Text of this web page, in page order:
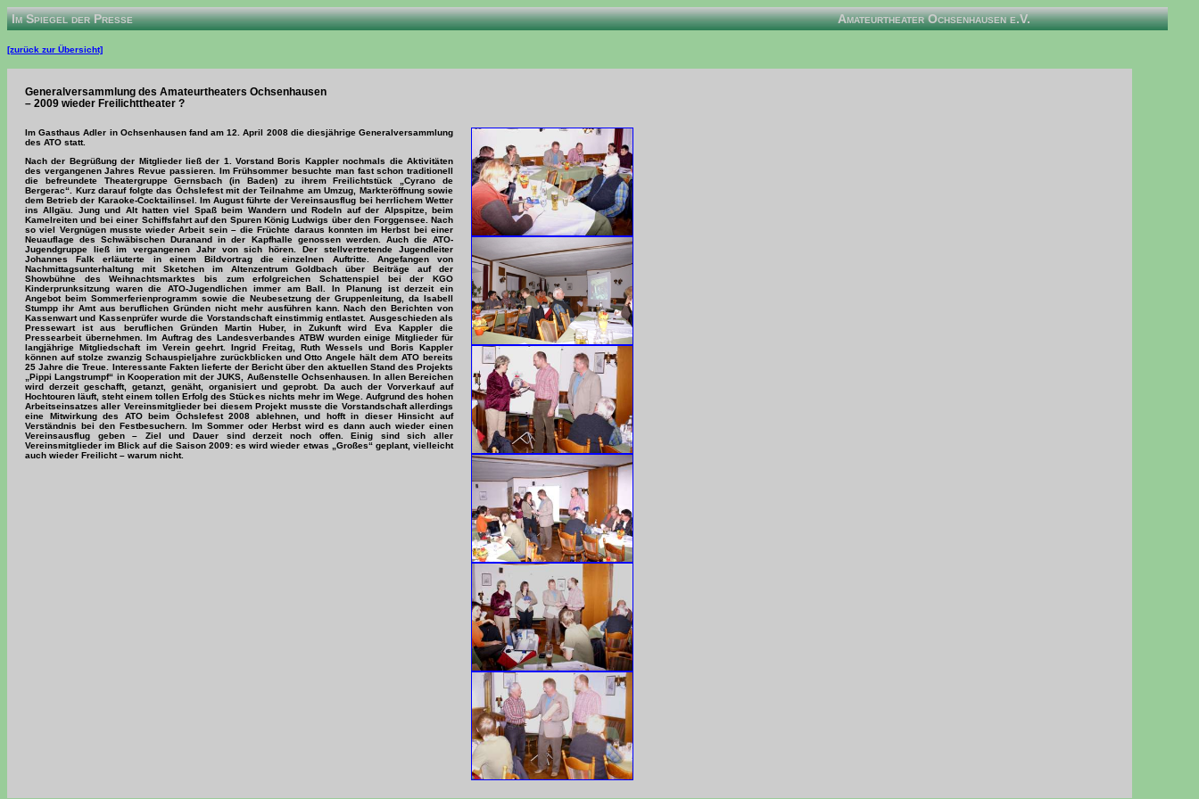
Im Spiegel der Presse Amateurtheater Ochsenhausen e.V.
[zurück zur Übersicht]
Generalversammlung des Amateurtheaters Ochsenhausen
– 2009 wieder Freilichttheater ?
Im Gasthaus Adler in Ochsenhausen fand am 12. April 2008 die diesjährige Generalversammlung
des ATO statt.
Nach der Begrüßung der Mitglieder ließ der 1. Vorstand Boris Kappler nochmals die Aktivitäten
des vergangenen Jahres Revue passieren. Im Frühsommer besuchte man fast schon traditionell
die befreundete Theatergruppe Gernsbach (in Baden) zu ihrem Freilichtstück „Cyrano de
Bergerac“. Kurz darauf folgte das Öchslefest mit der Teilnahme am Umzug, Markteröffnung sowie
dem Betrieb der Karaoke-Cocktailinsel. Im August führte der Vereinsausflug bei herrlichem Wetter
ins Allgäu. Jung und Alt hatten viel Spaß beim Wandern und Rodeln auf der Alpspitze, beim
Kamelreiten und bei einer Schiffsfahrt auf den Spuren König Ludwigs über den Forggensee. Nach
so viel Vergnügen musste wieder Arbeit sein – die Früchte daraus konnten im Herbst bei einer
Neuauflage des Schwäbischen Duranand in der Kapfhalle genossen werden. Auch die ATO-
Jugendgruppe ließ im vergangenen Jahr von sich hören. Der stellvertretende Jugendleiter
Johannes Falk erläuterte in einem Bildvortrag die einzelnen Auftritte. Angefangen von
Nachmittagsunterhaltung mit Sketchen im Altenzentrum Goldbach über Beiträge auf der
Showbühne des Weihnachtsmarktes bis zum erfolgreichen Schattenspiel bei der KGO
Kinderprunksitzung waren die ATO-Jugendlichen immer am Ball. In Planung ist derzeit ein
Angebot beim Sommerferienprogramm sowie die Neubesetzung der Gruppenleitung, da Isabell
Stumpp ihr Amt aus beruflichen Gründen nicht mehr ausführen kann. Nach den Berichten von
Kassenwart und Kassenprüfer wurde die Vorstandschaft einstimmig entlastet. Ausgeschieden als
Pressewart ist aus beruflichen Gründen Martin Huber, in Zukunft wird Eva Kappler die
Pressearbeit übernehmen. Im Auftrag des Landesverbandes ATBW wurden einige Mitglieder für
langjährige Mitgliedschaft im Verein geehrt. Ingrid Freitag, Ruth Wessels und Boris Kappler
können auf stolze zwanzig Schauspieljahre zurückblicken und Otto Angele hält dem ATO bereits
25 Jahre die Treue. Interessante Fakten lieferte der Bericht über den aktuellen Stand des Projekts
„Pippi Langstrumpf“ in Kooperation mit der JUKS, Außenstelle Ochsenhausen. In allen Bereichen
wird derzeit geschafft, getanzt, genäht, organisiert und geprobt. Da auch der Vorverkauf auf
Hochtouren läuft, steht einem tollen Erfolg des Stückes nichts mehr im Wege. Aufgrund des hohen
Arbeitseinsatzes aller Vereinsmitglieder bei diesem Projekt musste die Vorstandschaft allerdings
eine Mitwirkung des ATO beim Öchslefest 2008 ablehnen, und hofft in dieser Hinsicht auf
Verständnis bei den Festbesuchern. Im Sommer oder Herbst wird es dann auch wieder einen
Vereinsausflug geben – Ziel und Dauer sind derzeit noch offen. Einig sind sich aller
Vereinsmitglieder im Blick auf die Saison 2009: es wird wieder etwas „Großes“ geplant, vielleicht
auch wieder Freilicht – warum nicht.